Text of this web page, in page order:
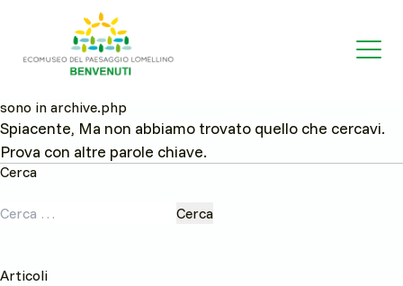
sono in archive.php
Spiacente, Ma non abbiamo trovato quello che cercavi.
Prova con altre parole chiave.
Cerca
Ricerca
Articoli